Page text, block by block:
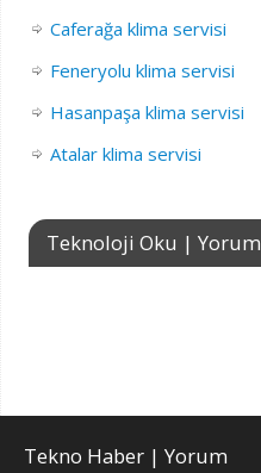
Caferağa klima servisi
Feneryolu klima servisi
Hasanpaşa klima servisi
Atalar klima servisi
Teknoloji Oku | Yorum
Tekno Haber | Yorum